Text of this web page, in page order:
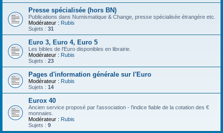
Presse spécialisée (hors BN)
Publications dans Numismatique & Change, presse spécialisée étrangère etc.
Modérateur : Rubis
Sujets : 31
Euro 3, Euro 4, Euro 5
Les bibles de l'Euro disponibles en librairie.
Modérateur : Rubis
Sujets : 23
Pages d'information générale sur l'Euro
Modérateur : Rubis
Sujets : 14
Eurox 40
Ancien service proposé par l'association - l'indice fiable de la cotation des €
monnaies.
Modérateur : Rubis
Sujets : 9